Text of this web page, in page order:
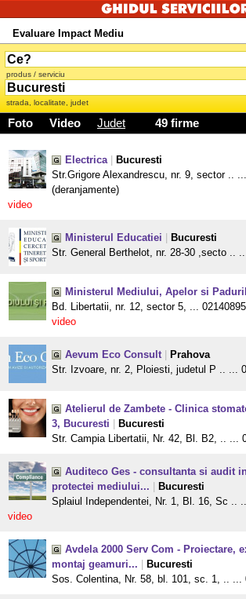
Evaluare Impact Mediu
produs / serviciu
strada, localitate, judet
Foto Video Judet 49 firme
Electrica
Bucuresti
Str.Grigore Alexandrescu, nr. 9, sector ..
(deranjamente)
video
Ministerul Educatiei
Bucuresti
Str. General Berthelot, nr. 28-30 ,secto ..
Ministerul Mediului, Apelor si
Bd. Libertatii, nr. 12, sector 5, ...
video
Aevum Eco Consult
Prahova
Str. Izvoare, nr. 2, Ploiesti, judetul P .. ...
Atelierul de Zambete - Clinica
3, Bucuresti
Bucuresti
Str. Campia Libertatii, Nr. 42, Bl. B2, .. ...
Auditeco Ges - consultanta si audit
protectei mediului...
Bucuresti
Splaiul Independentei, Nr. 1, Bl. 16, Sc ..
video
Avdela 2000 Serv Com - Proiectare,
montaj geamuri...
Bucuresti
Sos. Colentina, Nr. 58, bl. 101, sc. 1, .. ...